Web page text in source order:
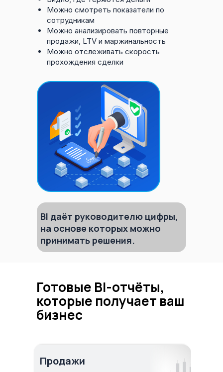
Можно смотреть показатели по
сотрудникам
Можно анализировать повторные
продажи, LTV и маржинальность
Можно отслеживать скорость
прохождения сделки
BI даёт руководителю цифры,
на основе которых можно
принимать решения.
Готовые BI-отчёты,
которые получает ваш
бизнес
Продажи